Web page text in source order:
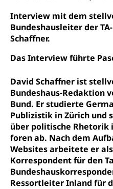
Interview mit dem
Bundeshausleiter der
Schaffner.
Das Interview führte
David Schaffner ist
Bundeshaus-Redaktion
Bund. Er studierte
Publizistik in Zürich und
über politische Rhetorik
foren ab. Nach dem
Websites arbeitete er
Korrespondent für den
Ressortleiter Inland für